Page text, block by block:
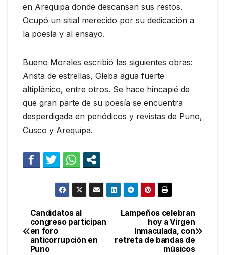
en Arequipa donde descansan sus restos.
Ocupó un sitial merecido por su dedicación a
la poesía y al ensayo.
Bueno Morales escribió las siguientes obras:
Arista de estrellas, Gleba agua fuerte
altiplánico, entre otros. Se hace hincapié de
que gran parte de su poesía se encuentra
desperdigada en periódicos y revistas de Puno,
Cusco y Arequipa.
Navegación
de
Lampeños celebran
hoy a Virgen
Inmaculada, con
retreta de bandas de
músicos
Candidatos al
congreso participan
en foro
anticorrupción en
Puno